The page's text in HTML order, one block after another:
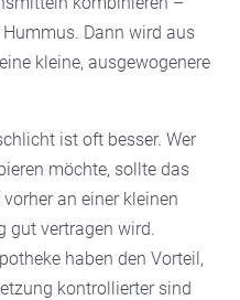
Dann wird aus
kleine, ausgewogenere
ist oft besser. Wer
möchte, sollte das
an einer kleinen
gut vertragen wird.
haben den Vorteil,
kontrollierter sind